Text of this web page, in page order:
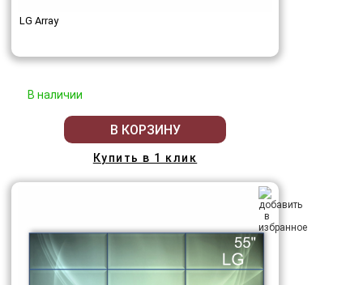
LG Array
В наличии
В КОРЗИНУ
Купить в 1 клик